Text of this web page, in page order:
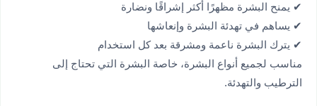
✔ يمنح البشرة مظهرًا أكثر إشراقًا ونضارة
✔ يساهم في تهدئة البشرة وإنعاشها
✔ يترك البشرة ناعمة ومشرقة بعد كل استخدام
مناسب لجميع أنواع البشرة، خاصة البشرة التي تحتاج إلى
الترطيب والتهدئة.